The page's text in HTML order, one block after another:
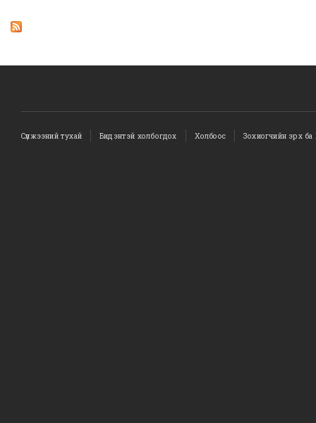
Сүлжээний тухай Бидэнтэй холбогдох Холбоос Зохиогчийн эрх